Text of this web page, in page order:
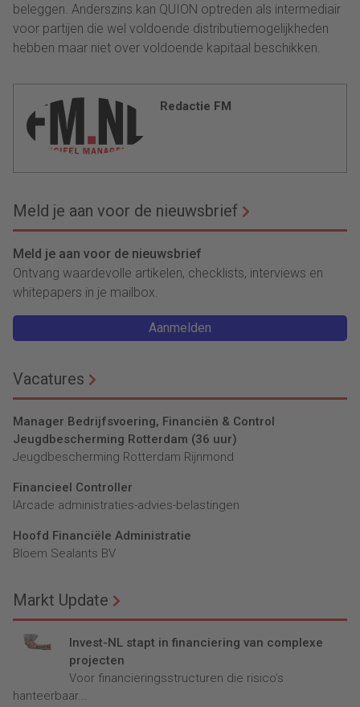
beleggen. Anderszins kan QUION optreden als intermediair
voor partijen die wel voldoende distributiemogelijkheden
hebben maar niet over voldoende kapitaal beschikken.
Redactie FM
Meld je aan voor de nieuwsbrief
Meld je aan voor de nieuwsbrief
Ontvang waardevolle artikelen, checklists, interviews en
whitepapers in je mailbox.
Aanmelden
Vacatures
Manager Bedrijfsvoering, Financiën & Control
Jeugdbescherming Rotterdam (36 uur)
Jeugdbescherming Rotterdam Rijnmond
Financieel Controller
lArcade administraties-advies-belastingen
Hoofd Financiële Administratie
Bloem Sealants BV
Markt Update
Invest-NL stapt in financiering van complexe
projecten
Voor financieringsstructuren die risico’s
hanteerbaar...